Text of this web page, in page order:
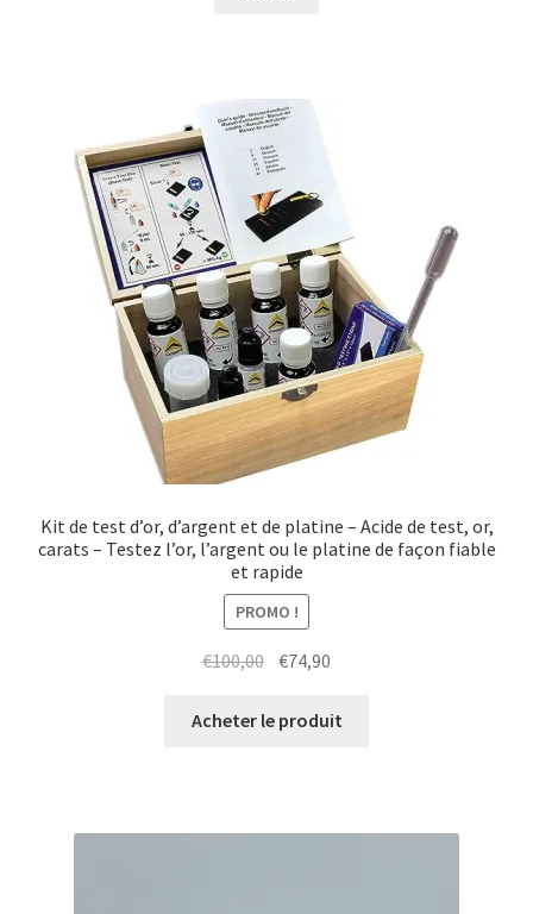
Kit de test d’or, d’argent et de platine – Acide de test, or,
carats – Testez l’or, l’argent ou le platine de façon fiable
et rapide
PROMO !
€100,00 €74,90
Acheter le produit